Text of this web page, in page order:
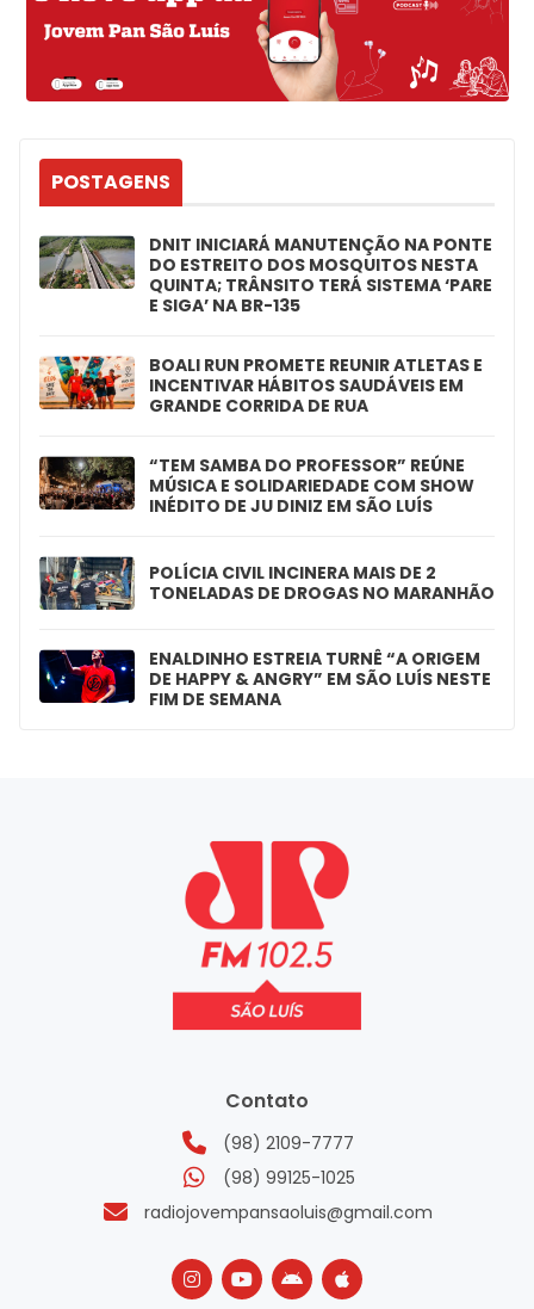
POSTAGENS
DNIT INICIARÁ MANUTENÇÃO NA PONTE
DO ESTREITO DOS MOSQUITOS NESTA
QUINTA; TRÂNSITO TERÁ SISTEMA ‘PARE
E SIGA’ NA BR-135
BOALI RUN PROMETE REUNIR ATLETAS E
INCENTIVAR HÁBITOS SAUDÁVEIS EM
GRANDE CORRIDA DE RUA
“TEM SAMBA DO PROFESSOR” REÚNE
MÚSICA E SOLIDARIEDADE COM SHOW
INÉDITO DE JU DINIZ EM SÃO LUÍS
POLÍCIA CIVIL INCINERA MAIS DE 2
TONELADAS DE DROGAS NO MARANHÃO
ENALDINHO ESTREIA TURNÊ “A ORIGEM
DE HAPPY & ANGRY” EM SÃO LUÍS NESTE
FIM DE SEMANA
Contato
(98) 2109-7777
(98) 99125-1025
radiojovempansaoluis@gmail.com